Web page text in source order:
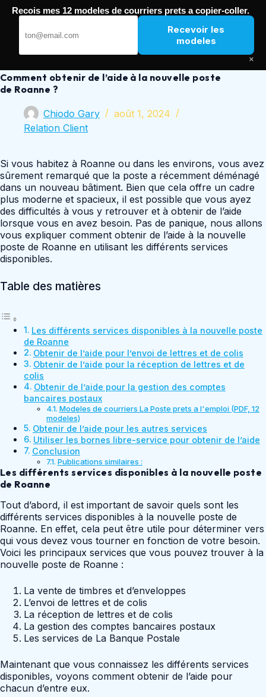
Passer
Comment obtenir de l’aide à la nouvelle poste
de Roanne ?
Chiodo Gary
août 1, 2024
Relation Client
Si vous habitez à Roanne ou dans les environs, vous avez
sûrement remarqué que la poste a récemment déménagé
dans un nouveau bâtiment. Bien que cela offre un cadre
plus moderne et spacieux, il est possible que vous ayez
des difficultés à vous y retrouver et à obtenir de l’aide
lorsque vous en avez besoin. Pas de panique, nous allons
vous expliquer comment obtenir de l’aide à la nouvelle
poste de Roanne en utilisant les différents services
disponibles.
Table des matières
Les différents services disponibles à la nouvelle poste
de Roanne
Obtenir de l’aide pour l’envoi de lettres et de colis
Obtenir de l’aide pour la réception de lettres et de
colis
Obtenir de l’aide pour la gestion des comptes
bancaires postaux
Modeles de courriers La Poste prets a l'emploi (PDF, 12
modeles)
Obtenir de l’aide pour les autres services
Utiliser les bornes libre-service pour obtenir de l’aide
Conclusion
Publications similaires :
Les différents services disponibles à la nouvelle poste
de Roanne
Tout d’abord, il est important de savoir quels sont les
différents services disponibles à la nouvelle poste de
Roanne. En effet, cela peut être utile pour déterminer vers
qui vous devez vous tourner en fonction de votre besoin.
Voici les principaux services que vous pouvez trouver à la
nouvelle poste de Roanne :
La vente de timbres et d’enveloppes
L’envoi de lettres et de colis
La réception de lettres et de colis
La gestion des comptes bancaires postaux
Les services de La Banque Postale
Maintenant que vous connaissez les différents services
disponibles, voyons comment obtenir de l’aide pour
chacun d’entre eux.
Recois mes 12 modeles de courriers prets a copier-coller.
Recevoir les
modeles
×